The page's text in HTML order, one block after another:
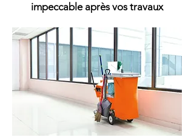
impeccable après vos travaux